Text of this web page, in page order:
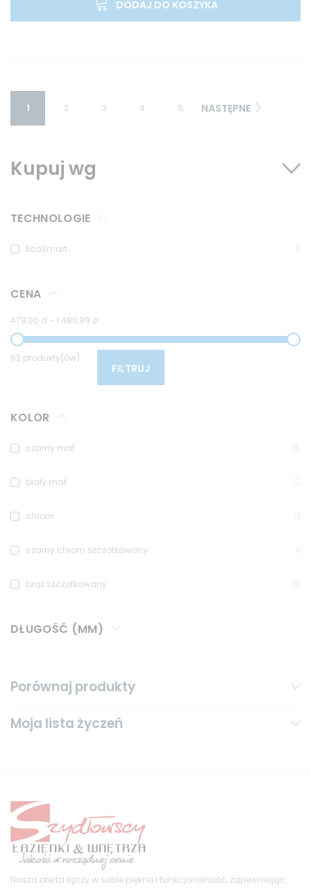
DODAJ DO KOSZYKA
1 2 3 4 5 NASTĘPNE
Kupuj wg
TECHNOLOGIE
EcoSmart
CENA
479,00 zł - 1 480,99 zł
62 produkty(ów)
FILTRUJ
KOLOR
czarny mat
biały mat
chrom
czarny chrom szczotkowany
brąz szczotkowany
DŁUGOŚĆ (MM)
Porównaj produkty
Moja lista życzeń
Nasza oferta łączy w sobie piękno i funkcjonalność, zapewniając